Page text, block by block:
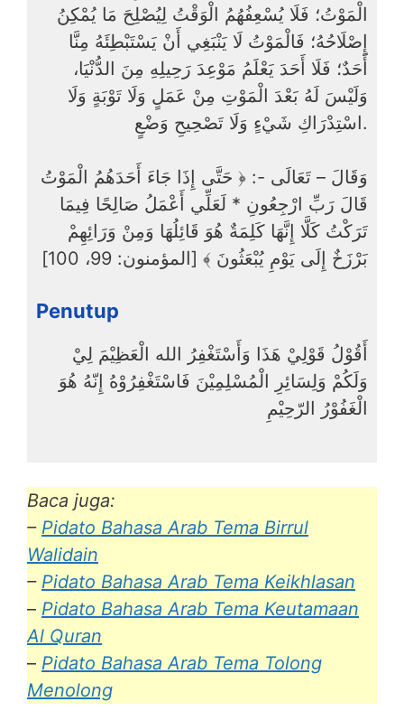
الْمَوْتُ؛ فَلَا يُسْعِفُهُمُ الْوَقْتُ لِيُصْلِحَ مَا يُمْكِنُ
إِصْلَاحُهُ؛ فَالْمَوْتُ لَا يَنْبَغِي أَنْ يَسْتَبْطِئَهُ مِنَّا
أَحَدٌ؛ فَلَا أَحَدَ يَعْلَمُ مَوْعِدَ رَحِيلِهِ مِنَ الدُّنْيَا،
وَلَيْسَ لَهُ بَعْدَ الْمَوْتِ مِنْ عَمَلٍ وَلَا تَوْبَةٍ وَلَا
اسْتِدْرَاكِ شَيْءٍ وَلَا تَصْحِيحِ وَضْعٍ.
وَقَالَ – تَعَالَى -: ﴿ حَتَّى إِذَا جَاءَ أَحَدَهُمُ الْمَوْتُ
قَالَ رَبِّ ارْجِعُونِ * لَعَلِّي أَعْمَلُ صَالِحًا فِيمَا
تَرَكْتُ كَلَّا إِنَّهَا كَلِمَةٌ هُوَ قَائِلُهَا وَمِنْ وَرَائِهِمْ
بَرْزَخٌ إِلَى يَوْمِ يُبْعَثُونَ ﴾ [المؤمنون: 99، 100]
Penutup
أَقُوْلُ قَوْلِيْ هَذَا وَأَسْتَغْفِرُ الله الْعَظِيْمَ لِيْ
وَلَكُمْ وَلِسَائِرِ الْمُسْلِمِيْنَ فَاسْتَغْفِرُوْهُ إِنّهُ هُوَ
الْغَفُوْرُ الرّحِيْمِ
Baca juga:
– Pidato Bahasa Arab Tema Birrul
Walidain
– Pidato Bahasa Arab Tema Keikhlasan
– Pidato Bahasa Arab Tema Keutamaan
Al Quran
– Pidato Bahasa Arab Tema Tolong
Menolong